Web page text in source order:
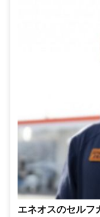
エネオスのセルフ